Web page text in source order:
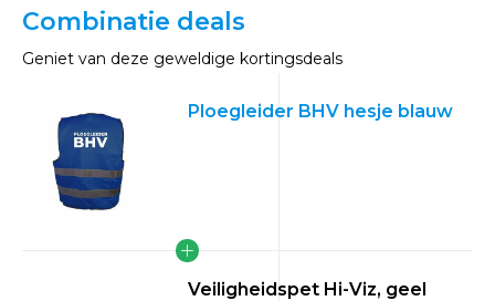
Combinatie deals
Geniet van deze geweldige kortingsdeals
Ploegleider BHV hesje blauw
Veiligheidspet Hi-Viz, geel